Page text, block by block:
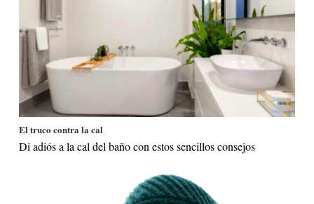
El truco contra la cal
Di adiós a la cal del baño con estos sencillos consejos